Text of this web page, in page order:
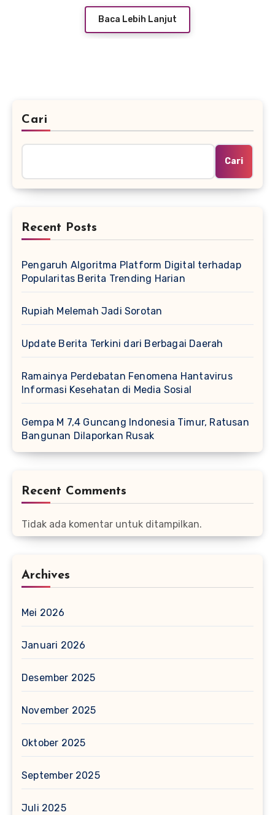
Baca Lebih Lanjut
Cari
Cari
Recent Posts
Pengaruh Algoritma Platform Digital terhadap
Popularitas Berita Trending Harian
Rupiah Melemah Jadi Sorotan
Update Berita Terkini dari Berbagai Daerah
Ramainya Perdebatan Fenomena Hantavirus
Informasi Kesehatan di Media Sosial
Gempa M 7,4 Guncang Indonesia Timur, Ratusan
Bangunan Dilaporkan Rusak
Recent Comments
Tidak ada komentar untuk ditampilkan.
Archives
Mei 2026
Januari 2026
Desember 2025
November 2025
Oktober 2025
September 2025
Juli 2025